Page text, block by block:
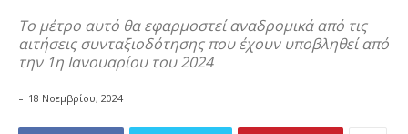
Το μέτρο αυτό θα εφαρμοστεί αναδρομικά από τις
αιτήσεις συνταξιοδότησης που έχουν υποβληθεί από
την 1η Ιανουαρίου του 2024
- 18 Νοεμβρίου, 2024